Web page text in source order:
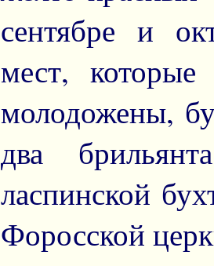
сентябре и
мест,
молодожены,
два
ласпинской
Форосской